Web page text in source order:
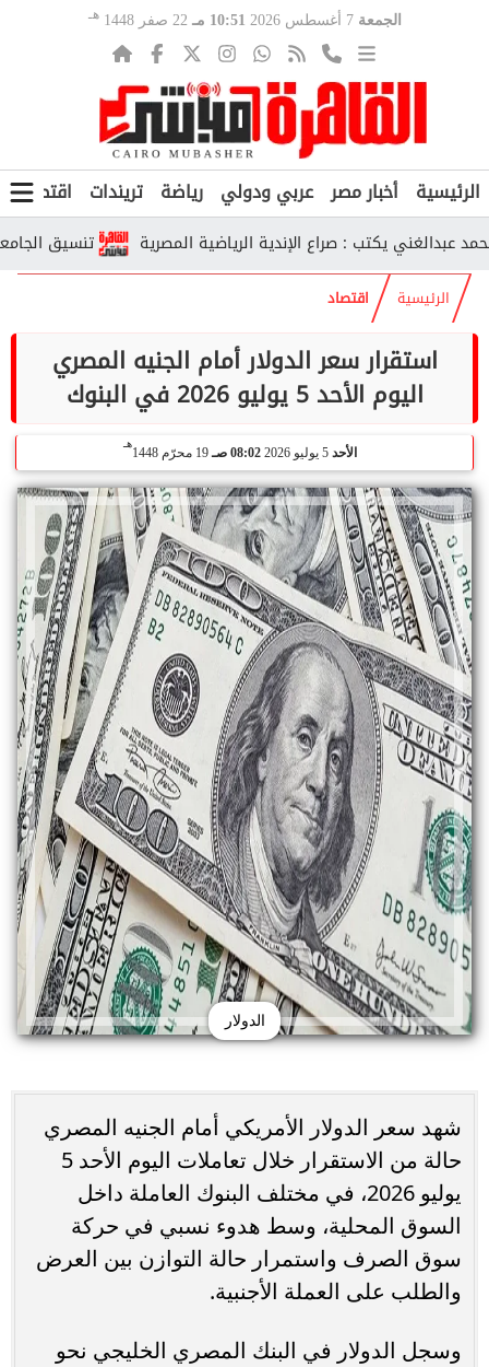
الجمعة 7 أغسطس 2026 10:51 مـ 22 صفر 1448 هـ
الرئيسية أخبار مصر عربي ودولي رياضة تريندات اقتصاد
تنسيق الجامعات الحكومية 2026.. رابط تسجيل يكتب : صراع الإندية الرياضية المصرية
الرئيسية اقتصاد
استقرار سعر الدولار أمام الجنيه المصري
اليوم الأحد 5 يوليو 2026 في البنوك
الأحد 08:02 صـ 19 محرّم 1448
هـ
الدولار
شهد سعر الدولار الأمريكي أمام الجنيه المصري
حالة من الاستقرار خلال تعاملات اليوم الأحد 5
يوليو 2026، في مختلف البنوك العاملة داخل
السوق المحلية، وسط هدوء نسبي في حركة
سوق الصرف واستمرار حالة التوازن بين العرض
والطلب على العملة الأجنبية.
وسجل الدولار في البنك المصري الخليجي نحو